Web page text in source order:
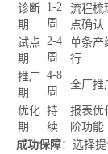
诊断
期
1-2
周
流程梳
点确认
试点
期
2-4
周
单条产
行
推广
期
4-8
周
全厂推
优化
期
持
续
报表优
阶功能
成功保障：选择